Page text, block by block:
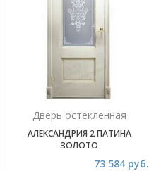
Дверь остекленная
АЛЕКСАНДРИЯ 2 ПАТИНА
ЗОЛОТО
73 584 руб.